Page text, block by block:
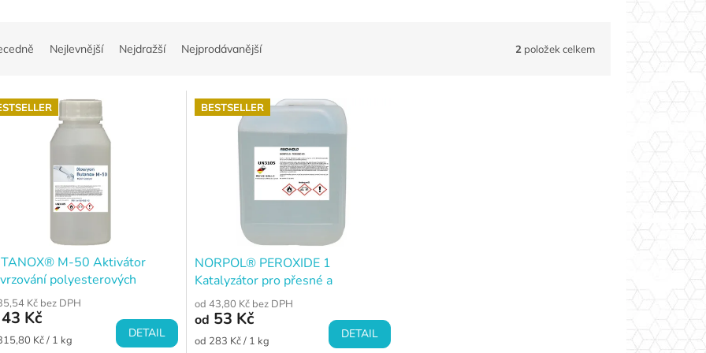
Nejlevnější Nejdražší Nejprodávanější 2 položek celkem
M-50 Aktivátor
polyesterových
Kč bez DPH
43 Kč
Kč / 1 kg DETAIL
BESTSELLER
NORPOL® PEROXIDE 1
Katalyzátor pro přesné a
kontrolované tvrzení
nenasycených polyesterových
pryskyřic
od 43,80 Kč bez DPH
od 53 Kč
Měrná
od 283 Kč / 1 kg DETAIL